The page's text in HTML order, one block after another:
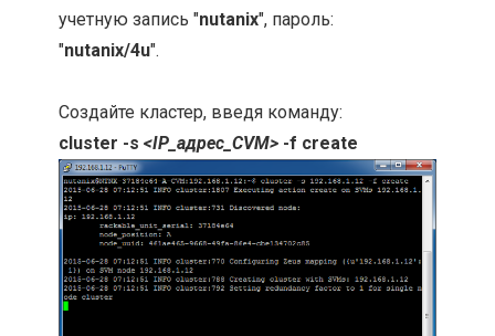
учетную запись "nutanix", пароль:
"nutanix/4u".
Создайте кластер, введя команду:
cluster -s <IP_адрес_CVM> -f create